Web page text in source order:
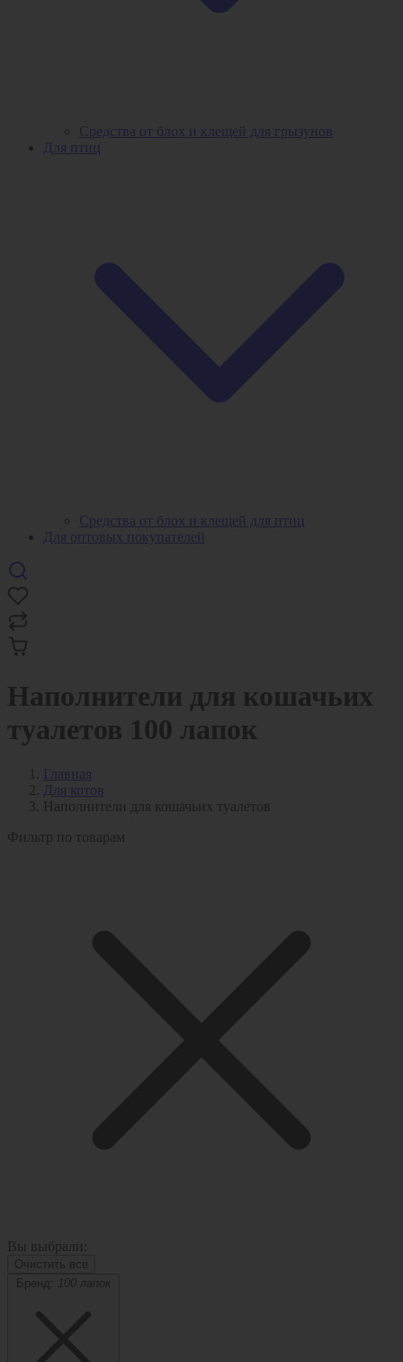
Средства от блох и клещей для грызунов
Для птиц
Средства от блох и клещей для птиц
Для оптовых покупателей
Наполнители для кошачьих
туалетов 100 лапок
Главная
Для котов
Наполнители для кошачьих туалетов
Фильтр по товарам
Вы выбрали:
Очистить все
Бренд:
100 лапок